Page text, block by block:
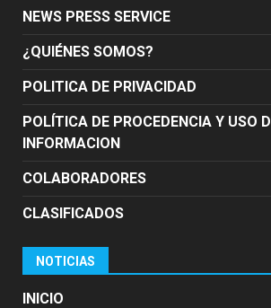
NEWS PRESS SERVICE
¿QUIÉNES SOMOS?
POLITICA DE PRIVACIDAD
POLÍTICA DE PROCEDENCIA Y USO
INFORMACION
COLABORADORES
CLASIFICADOS
NOTICIAS
INICIO